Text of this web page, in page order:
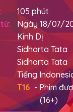
105 phút
Ngày 18/07/
Kinh Dị
Sidharta Tata
Sidharta Tata
Tiếng
T16 - Phim
(16+)